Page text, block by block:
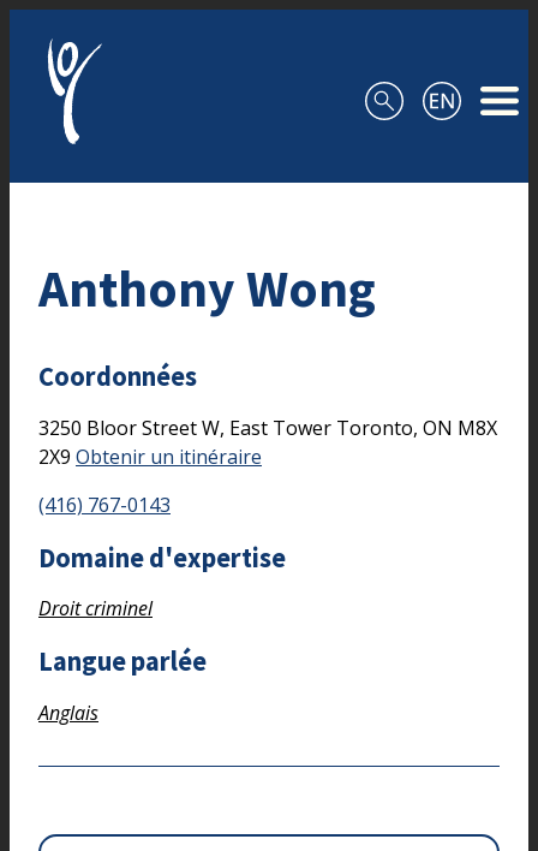
Anthony Wong
Coordonnées
3250 Bloor Street W, East Tower Toronto, ON M8X
2X9 Obtenir un itinéraire
(416) 767-0143
Domaine d'expertise
Droit criminel
Langue parlée
Anglais